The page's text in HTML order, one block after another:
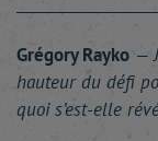
Grégory Rayko —
hauteur du défi
quoi s’est-elle